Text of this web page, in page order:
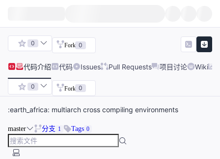
0 Fork 0
代码介绍 代码 Issues Pull Requests 项目讨论 Wiki
0 Fork 0
:earth_africa: multiarch cross compiling environments
master 分支 1 Tags 0